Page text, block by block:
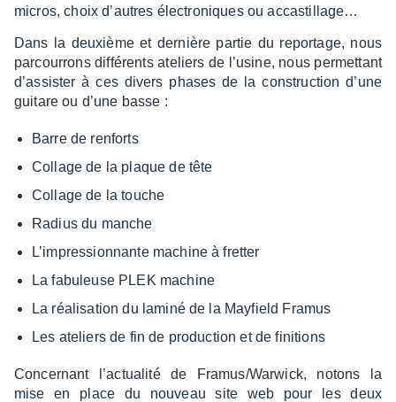
micros, choix d’autres élec­tro­niques ou accas­tilla­ge…
Dans la deuxième et dernière partie du repor­tage, nous
parcour­rons diffé­rents ateliers de l’usine, nous permet­tant
d’as­sis­ter à ces divers phases de la construc­tion d’une
guitare ou d’une basse :
Barre de renforts
Collage de la plaque de tête
Collage de la touche
Radius du manche
L’im­pres­sion­nante machine à fret­ter
La fabu­leuse PLEK machine
La réali­sa­tion du laminé de la Mayfield Framus
Les ateliers de fin de produc­tion et de fini­tions
Concer­nant l’ac­tua­lité de Framus/Warwick, notons la
mise en place du nouveau site web pour les deux